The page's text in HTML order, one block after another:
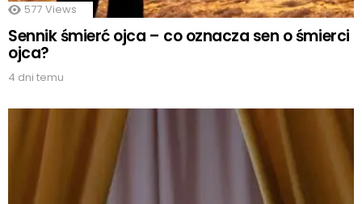
577 Views
Sennik śmierć ojca – co oznacza sen o śmierci
ojca?
4 dni temu